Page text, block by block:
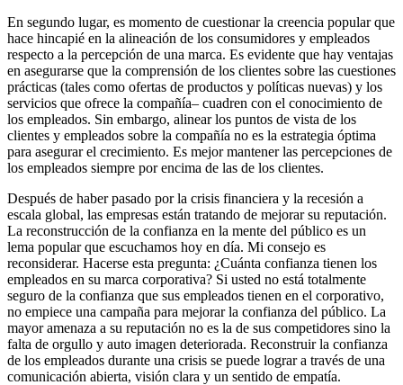
En segundo lugar, es momento de cuestionar la creencia popular que
hace hincapié en la alineación de los consumidores y empleados
respecto a la percepción de una marca. Es evidente que hay ventajas
en asegurarse que la comprensión de los clientes sobre las cuestiones
prácticas (tales como ofertas de productos y políticas nuevas) y los
servicios que ofrece la compañía– cuadren con el conocimiento de
los empleados. Sin embargo, alinear los puntos de vista de los
clientes y empleados sobre la compañía no es la estrategia óptima
para asegurar el crecimiento. Es mejor mantener las percepciones de
los empleados siempre por encima de las de los clientes.
Después de haber pasado por la crisis financiera y la recesión a
escala global, las empresas están tratando de mejorar su reputación.
La reconstrucción de la confianza en la mente del público es un
lema popular que escuchamos hoy en día. Mi consejo es
reconsiderar. Hacerse esta pregunta: ¿Cuánta confianza tienen los
empleados en su marca corporativa? Si usted no está totalmente
seguro de la confianza que sus empleados tienen en el corporativo,
no empiece una campaña para mejorar la confianza del público. La
mayor amenaza a su reputación no es la de sus competidores sino la
falta de orgullo y auto imagen deteriorada. Reconstruir la confianza
de los empleados durante una crisis se puede lograr a través de una
comunicación abierta, visión clara y un sentido de empatía.